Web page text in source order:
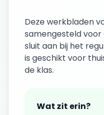
Dezewerkbladen
samengesteld voor
sluit aan bij het
is geschikt voor
de klas.
Wat zit erin?